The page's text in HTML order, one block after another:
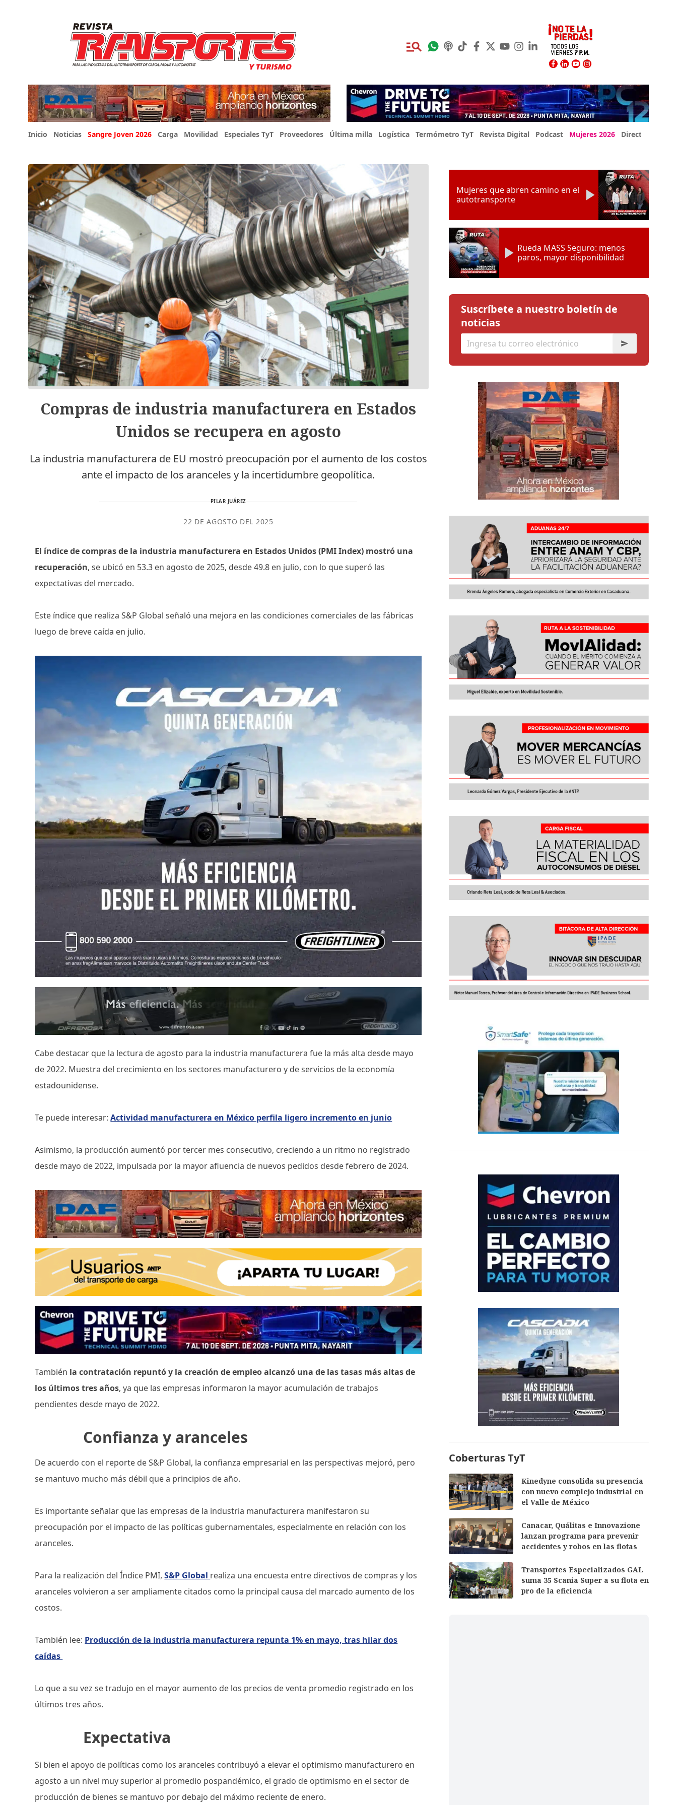
Inicio Noticias Sangre Joven 2026 Carga Movilidad Especiales TyT Proveedores Última milla Logística Termómetro TyT Revista Digital Podcast Mujeres 2026 Directorio Expo
Compras de industria manufacturera en Estados
Unidos se recupera en agosto
La industria manufacturera de EU mostró preocupación por el aumento de los costos
ante el impacto de los aranceles y la incertidumbre geopolítica.
PILAR JUÁREZ
22 DE AGOSTO DEL 2025
El índice de compras de la industria manufacturera en Estados Unidos (PMI Index) mostró una
recuperación, se ubicó en 53.3 en agosto de 2025, desde 49.8 en julio, con lo que superó las
expectativas del mercado.
Este índice que realiza S&P Global señaló una mejora en las condiciones comerciales de las fábricas
luego de breve caída en julio.
Cabe destacar que la lectura de agosto para la industria manufacturera fue la más alta desde mayo
de 2022. Muestra del crecimiento en los sectores manufacturero y de servicios de la economía
estadounidense.
Te puede interesar:Actividad manufacturera en México perfila ligero incremento en junio
Asimismo, la producción aumentó por tercer mes consecutivo, creciendo a un ritmo no registrado
desde mayo de 2022, impulsada por la mayor afluencia de nuevos pedidos desde febrero de 2024.
También la contratación repuntó y la creación de empleo alcanzó una de las tasas más altas de
los últimos tres años, ya que las empresas informaron la mayor acumulación de trabajos
pendientes desde mayo de 2022.
Confianza y aranceles
De acuerdo con el reporte de S&P Global, la confianza empresarial en las perspectivas mejoró, pero
se mantuvo mucho más débil que a principios de año.
Es importante señalar que las empresas de la industria manufacturera manifestaron su
preocupación por el impacto de las políticas gubernamentales, especialmente en relación con los
aranceles.
Para la realización del Índice PMI,S&P Global realiza una encuesta entre directivos de compras y los
aranceles volvieron a ser ampliamente citados como la principal causa del marcado aumento de los
costos.
También lee: Producción de la industria manufacturera repunta 1% en mayo, tras hilar dos
caídas
Lo que a su vez se tradujo en el mayor aumento de los precios de venta promedio registrado en los
últimos tres años.
Expectativa
Si bien el apoyo de políticas como los aranceles contribuyó a elevar el optimismo manufacturero en
agosto a un nivel muy superior al promedio pospandémico, el grado de optimismo en el sector de
producción de bienes se mantuvo por debajo del máximo reciente de enero.
Mujeres que abren camino en el
autotransporte
Rueda MASS Seguro: menos
paros, mayor disponibilidad
Suscríbete a nuestro boletín de
noticias
Coberturas TyT
Kinedyne consolida su presencia
con nuevo complejo industrial en
el Valle de México
Canacar, Quálitas e Innovazione
lanzan programa para prevenir
accidentes y robos en las flotas
Transportes Especializados GAL
suma 35 Scania Super a su flota en
pro de la eficiencia